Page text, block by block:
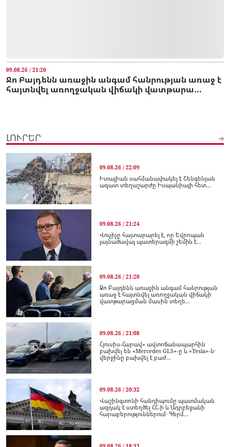
09.08.26 / 21:20
Ջո Բայդենն առաջին անգամ հանրության առաջ է
հայտնվել առողջական վիճակի վատթարա...
ԼՈՒՐԵՐ
09.08.26 / 22:09
Իտալիան սահմանափակել է Շենգենյան
ազատ տեղաշարժը Իսպանիայի հետ...
09.08.26 / 21:24
Վուչիչը հայտարարել է, որ Եվրոպան
լայնածավալ պատերազմի շեմին է...
09.08.26 / 21:20
Ջո Բայդենն առաջին անգամ հանրության
առաջ է հայտնվել առողջական վիճակի
վատթարացման մասին տեղե...
09.08.26 / 21:08
Հյուսիս-Հարավ» ավտոճանապարհին
բախվել են «Mercedes GLS»-ը և «Tesla»-ն․
վերջինը բախվել է բաժ...
09.08.26 / 20:32
Վաշինգտոնի հանդիպումը պատմական
ազդակ է ստեղծել ՀՀ-ի և Ադրբեջանի
հարաբերություններում․ Գերմ...